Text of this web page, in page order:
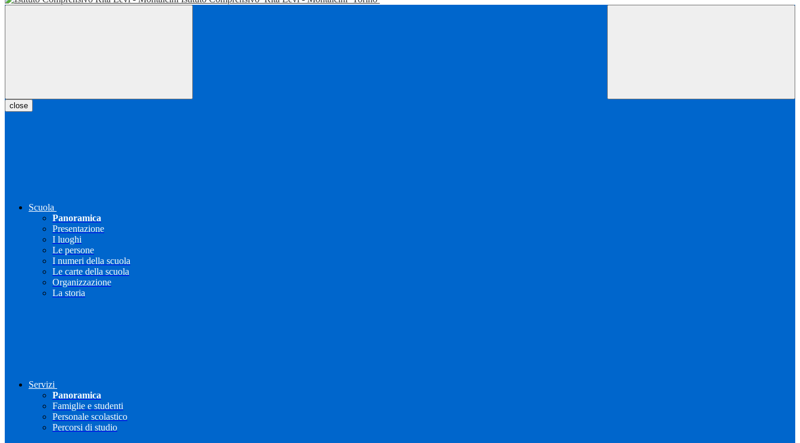
close
Scuola
Panoramica
Presentazione
I luoghi
Le persone
I numeri della scuola
Le carte della scuola
Organizzazione
La storia
Servizi
Panoramica
Famiglie e studenti
Personale scolastico
Percorsi di studio